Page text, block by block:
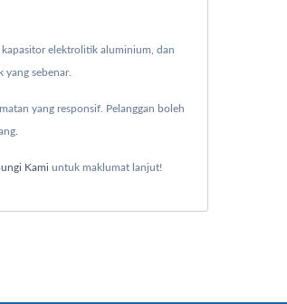
elektrolitik aluminium, dan
sebenar.
yang responsif. Pelanggan boleh
Kami untuk maklumat lanjut!